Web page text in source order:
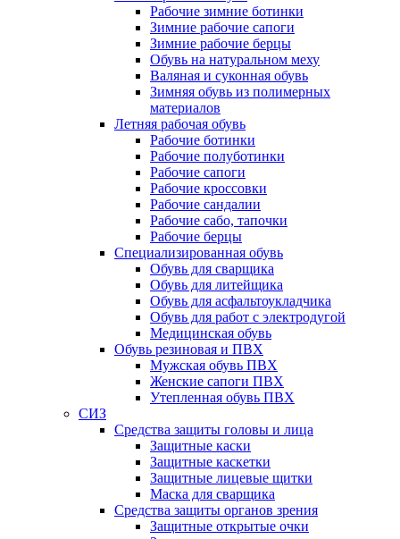
Рабочие зимние ботинки
Зимние рабочие сапоги
Зимние рабочие берцы
Обувь на натуральном меху
Валяная и суконная обувь
Зимняя обувь из полимерных
материалов
Летняя рабочая обувь
Рабочие ботинки
Рабочие полуботинки
Рабочие сапоги
Рабочие кроссовки
Рабочие сандалии
Рабочие сабо, тапочки
Рабочие берцы
Специализированная обувь
Обувь для сварщика
Обувь для литейщика
Обувь для асфальтоукладчика
Обувь для работ с электродугой
Медицинская обувь
Обувь резиновая и ПВХ
Мужская обувь ПВХ
Женские сапоги ПВХ
Утепленная обувь ПВХ
СИЗ
Средства защиты головы и лица
Защитные каски
Защитные каскетки
Защитные лицевые щитки
Маска для сварщика
Средства защиты органов зрения
Защитные открытые очки